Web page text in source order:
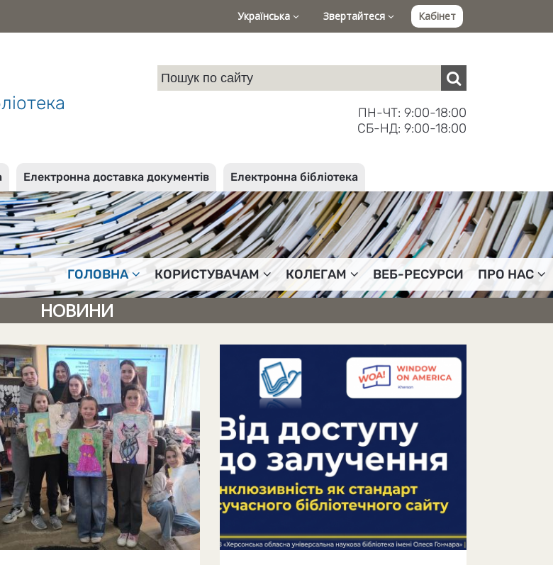
Українська Звертайтеся Кабінет
ПН-ЧТ: 9:00-18:00
СБ-НД: 9:00-18:00
Електронна доставка документів Електронна бібліотека
ГОЛОВНА КОРИСТУВАЧАМ КОЛЕГАМ ВЕБ-РЕСУРСИ ПРО НАС
НОВИНИ